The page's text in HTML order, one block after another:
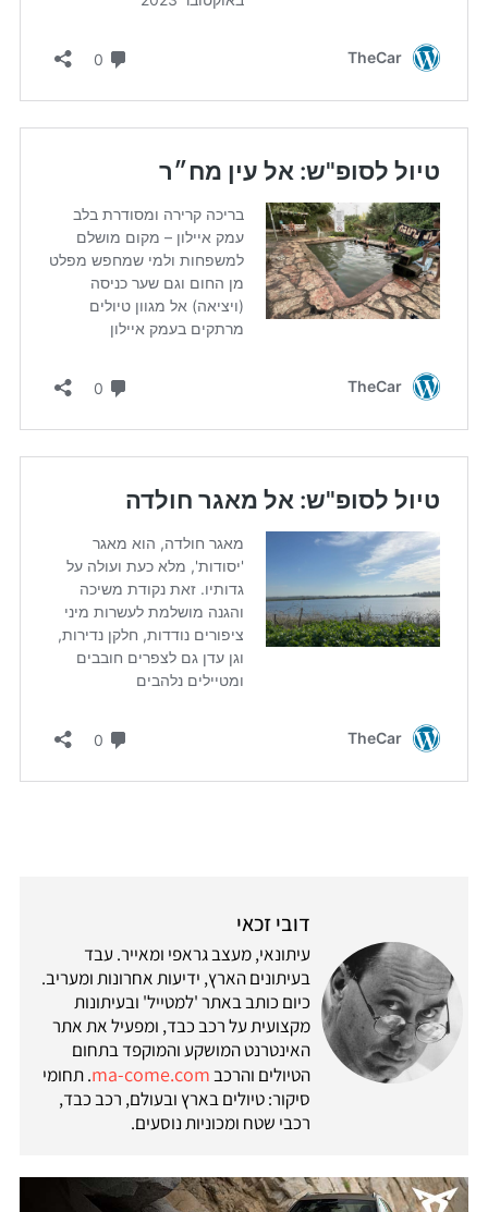
דובי זכאי
עיתונאי, מעצב גראפי ומאייר. עבד
בעיתונים הארץ, ידיעות אחרונות ומעריב.
כיום כותב באתר 'למטייל' ובעיתונות
מקצועית על רכב כבד, ומפעיל את אתר
האינטרנט המושקע והמוקפד בתחום
הטיולים והרכבma-come.com. תחומי
סיקור: טיולים בארץ ובעולם, רכב כבד,
רכבי שטח ומכוניות נוסעים.